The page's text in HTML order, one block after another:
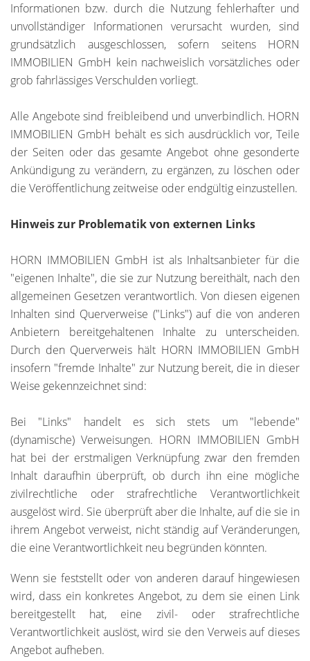
Informationen bzw. durch die Nutzung fehlerhafter und
unvollständiger Informationen verursacht wurden, sind
grundsätzlich ausgeschlossen, sofern seitens HORN
IMMOBILIEN GmbH kein nachweislich vorsätzliches oder
grob fahrlässiges Verschulden vorliegt.
Alle Angebote sind freibleibend und unverbindlich. HORN
IMMOBILIEN GmbH behält es sich ausdrücklich vor, Teile
der Seiten oder das gesamte Angebot ohne gesonderte
Ankündigung zu verändern, zu ergänzen, zu löschen oder
die Veröffentlichung zeitweise oder endgültig einzustellen.
Hinweis zur Problematik von externen Links
HORN IMMOBILIEN GmbH ist als Inhaltsanbieter für die
"eigenen Inhalte", die sie zur Nutzung bereithält, nach den
allgemeinen Gesetzen verantwortlich. Von diesen eigenen
Inhalten sind Querverweise ("Links") auf die von anderen
Anbietern bereitgehaltenen Inhalte zu unterscheiden.
Durch den Querverweis hält HORN IMMOBILIEN GmbH
insofern "fremde Inhalte" zur Nutzung bereit, die in dieser
Weise gekennzeichnet sind:
Bei "Links" handelt es sich stets um "lebende"
(dynamische) Verweisungen. HORN IMMOBILIEN GmbH
hat bei der erstmaligen Verknüpfung zwar den fremden
Inhalt daraufhin überprüft, ob durch ihn eine mögliche
zivilrechtliche oder strafrechtliche Verantwortlichkeit
ausgelöst wird. Sie überprüft aber die Inhalte, auf die sie in
ihrem Angebot verweist, nicht ständig auf Veränderungen,
die eine Verantwortlichkeit neu begründen könnten.
Wenn sie feststellt oder von anderen darauf hingewiesen
wird, dass ein konkretes Angebot, zu dem sie einen Link
bereitgestellt hat, eine zivil- oder strafrechtliche
Verantwortlichkeit auslöst, wird sie den Verweis auf dieses
Angebot aufheben.